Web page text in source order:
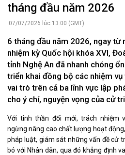
tháng đầu năm 2026
07/07/2026 lúc 13:00 (GMT)
6 tháng đầu năm 2026, ngay từ
nhiệm kỳ Quốc hội khóa XVI,
tỉnh Nghệ An đã nhanh chóng
triển khai đồng bộ các nhiệm
vai trò trên cả ba lĩnh vực lập
cho ý chí, nguyện vọng của cử
Với tinh thần đổi mới, trách nhiệm
ngừng nâng cao chất lượng hoạt
pháp luật, giám sát những vấn đề cử
bó với Nhân dân, qua đó khẳng định